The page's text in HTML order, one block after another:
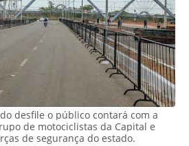
desfile o público contará com a
de motociclistas da Capital e
de segurança do estado.